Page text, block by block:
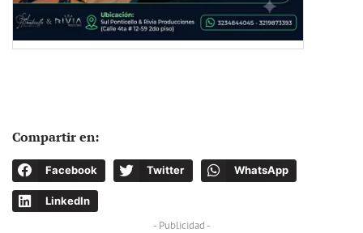
Compartir en:
Facebook Twitter WhatsApp
LinkedIn
- Publicidad -